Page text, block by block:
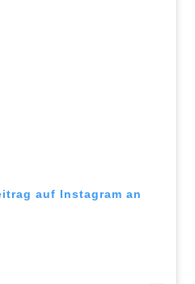
auf Instagram an